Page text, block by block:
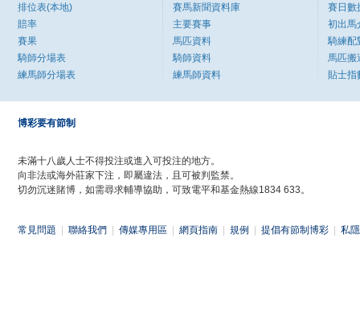
排位表(本地)
賠率
賽果
騎師分場表
練馬師分場表
賽馬新聞資料庫
主要賽事
馬匹資料
騎師資料
練馬師資料
賽日數
初出馬
騎練配
馬匹搬
貼士指
博彩要有節制
未滿十八歲人士不得投注或進入可投注的地方。
向非法或海外莊家下注，即屬違法，且可被判監禁。
切勿沉迷賭博，如需尋求輔導協助，可致電平和基金熱線1834 633。
常見問題 聯絡我們 傳媒專用區 網頁指南 規例 提倡有節制博彩 私